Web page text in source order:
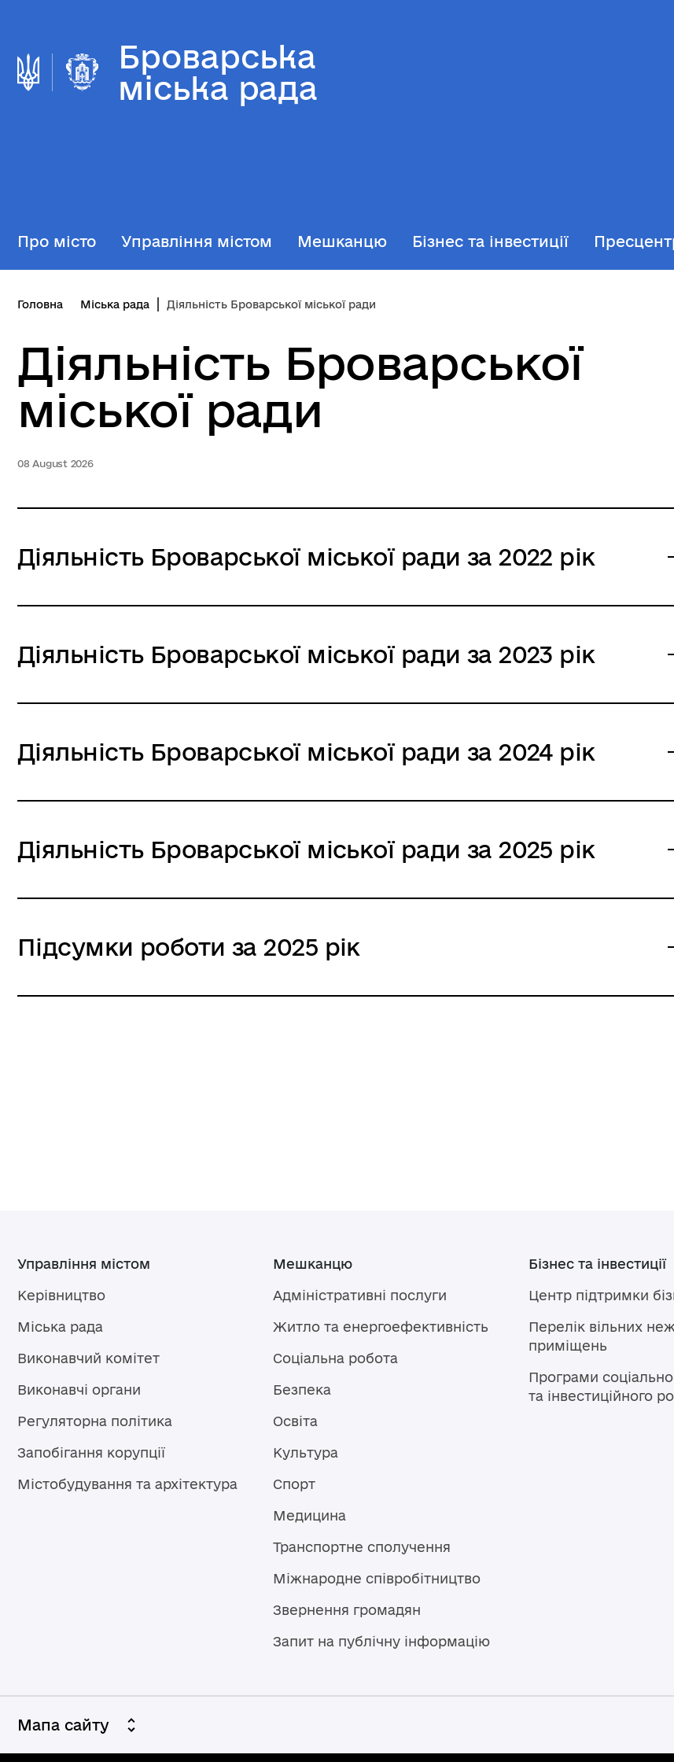
Броварська
міська рада
Про місто Управління містом Мешканцю Бізнес та інвестиції
Головна Міська рада Діяльність Броварської міської ради
Діяльність Броварської
міської ради
08 August 2026
Діяльність Броварської міської ради за 2022 рік
Діяльність Броварської міської ради за 2023 рік
Діяльність Броварської міської ради за 2024 рік
Діяльність Броварської міської ради за 2025 рік
Підсумки роботи за 2025 рік
Управління містом
Керівництво
Міська рада
Виконавчий комітет
Виконавчі органи
Регуляторна політика
Запобігання корупції
Містобудування та архітектура
Мешканцю
Адміністративні послуги
Житло та енергоефективність
Соціальна робота
Безпека
Освіта
Культура
Спорт
Медицина
Транспортне сполучення
Міжнародне співробітництво
Звернення громадян
Запит на публічну інформацію
Бізнес та інвестиції
Центр підтримки
Перелік вільних
приміщень
Програми
та інвестиційного
Мапа сайту